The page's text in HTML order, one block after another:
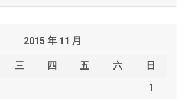
2015 年 11 月
三 四 五 六
日
1